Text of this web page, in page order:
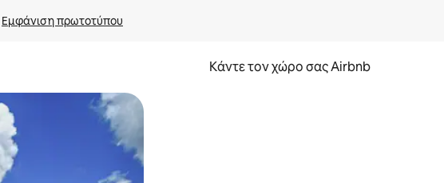
Εμφάνιση πρωτοτύπου
Κάντε τον χώρο σας Airbnb